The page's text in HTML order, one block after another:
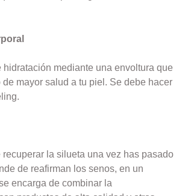
hidratación mediante una envoltura que
de mayor salud a tu piel. Se debe hacer
recuperar la silueta una vez has pasado
de reafirman los senos, en un
encarga de combinar la